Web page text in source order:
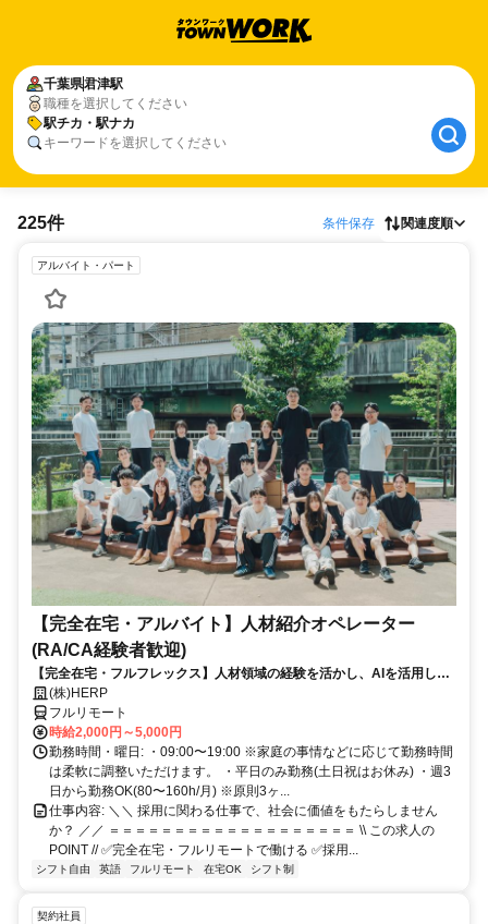
千葉県君津駅
職種を選択してください
駅チカ・駅ナカ
キーワードを選択してください
225件 条件保存 関連度順
アルバイト・パート
【完全在宅・アルバイト】人材紹介オペレーター
(RA/CA経験者歓迎)
【完全在宅・フルフレックス】人材領域の経験を活かし、AIを活用した
最先端の採用システムに携われる！
(株)HERP
フルリモート
時給2,000円～5,000円
勤務時間・曜日: ・09:00〜19:00 ※家庭の事情などに応じて勤務時間
は柔軟に調整いただけます。 ・平日のみ勤務(土日祝はお休み) ・週3
日から勤務OK(80〜160h/月) ※原則3ヶ...
仕事内容: ＼＼ 採用に関わる仕事で、社会に価値をもたらしません
か？ ／／ ＝＝＝＝＝＝＝＝＝＝＝＝＝＝＝＝＝＝＝ \\ この求人の
POINT // ✅完全在宅・フルリモートで働ける ✅採用...
シフト自由 英語 フルリモート 在宅OK シフト制
契約社員